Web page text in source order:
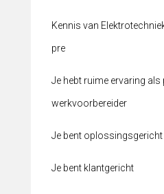
Kennis van
pre
Je hebt ruime ervaring als
werkvoorbereider
Je bent oplossingsgericht
Je bent klantgericht